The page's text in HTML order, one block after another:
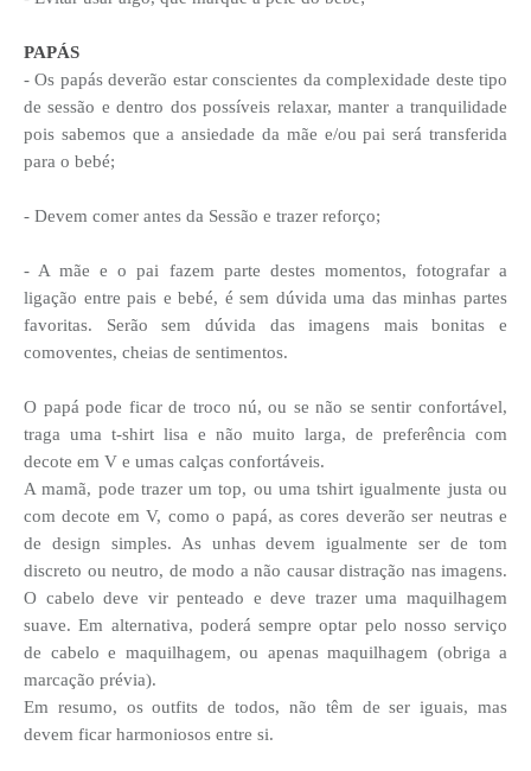
PAPÁS
- Os papás deverão estar conscientes da complexidade deste tipo
de sessão e dentro dos possíveis relaxar, manter a tranquilidade
pois sabemos que a ansiedade da mãe e/ou pai será transferida
para o bebé;
- Devem comer antes da Sessão e trazer reforço;
- A mãe e o pai fazem parte destes momentos, fotografar a
ligação entre pais e bebé, é sem dúvida uma das minhas partes
favoritas. Serão sem dúvida das imagens mais bonitas e
comoventes, cheias de sentimentos.
O papá pode ficar de troco nú, ou se não se sentir confortável,
traga uma t-shirt lisa e não muito larga, de preferência com
decote em V e umas calças confortáveis.
A mamã, pode trazer um top, ou uma tshirt igualmente justa ou
com decote em V, como o papá, as cores deverão ser neutras e
de design simples. As unhas devem igualmente ser de tom
discreto ou neutro, de modo a não causar distração nas imagens.
O cabelo deve vir penteado e deve trazer uma maquilhagem
suave. Em alternativa, poderá sempre optar pelo nosso serviço
de cabelo e maquilhagem, ou apenas maquilhagem (obriga a
marcação prévia).
Em resumo, os outfits de todos, não têm de ser iguais, mas
devem ficar harmoniosos entre si.